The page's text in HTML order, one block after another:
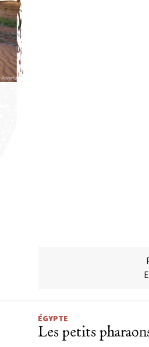
ÉGYPTE
Les petits